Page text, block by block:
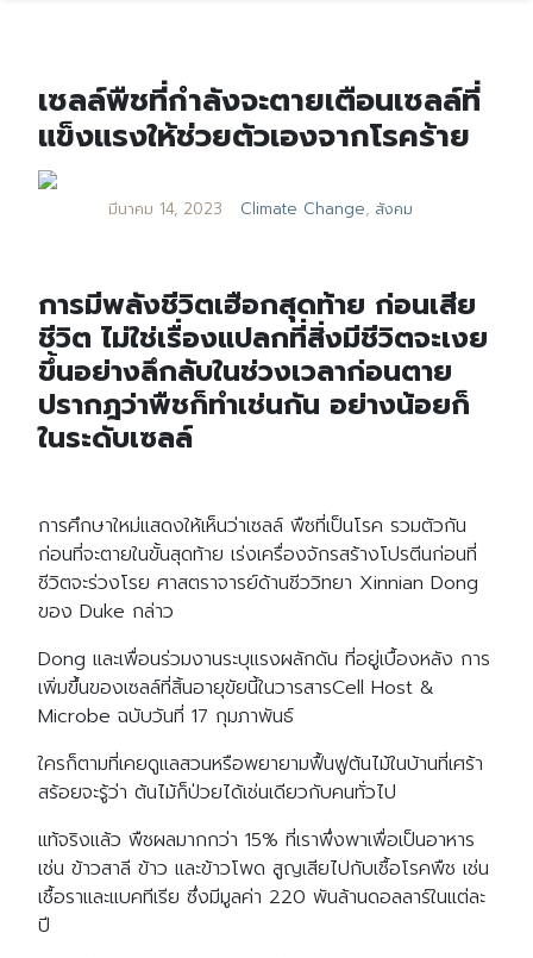
เซลล์พืชที่กำลังจะตายเตือนเซลล์ที่
แข็งแรงให้ช่วยตัวเองจากโรคร้าย
มีนาคม 14, 2023 Climate Change, สังคม
การมีพลังชีวิตเฮือกสุดท้าย ก่อนเสีย
ชีวิต ไม่ใช่เรื่องแปลกที่สิ่งมีชีวิตจะเงย
ขึ้นอย่างลึกลับในช่วงเวลาก่อนตาย
ปรากฎว่าพืชก็ทำเช่นกัน อย่างน้อยก็
ในระดับเซลล์
การศึกษาใหม่แสดงให้เห็นว่าเซลล์ พืชที่เป็นโรค รวมตัวกัน
ก่อนที่จะตายในขั้นสุดท้าย เร่งเครื่องจักรสร้างโปรตีนก่อนที่
ชีวิตจะร่วงโรย ศาสตราจารย์ด้านชีววิทยา Xinnian Dong
ของ Duke กล่าว
Dong และเพื่อนร่วมงานระบุแรงผลักดัน ที่อยู่เบื้องหลัง การ
เพิ่มขึ้นของเซลล์ที่สิ้นอายุขัยนี้ในวารสารCell Host &
Microbe ฉบับวันที่ 17 กุมภาพันธ์
ใครก็ตามที่เคยดูแลสวนหรือพยายามฟื้นฟูต้นไม้ในบ้านที่เศร้า
สร้อยจะรู้ว่า ต้นไม้ก็ป่วยได้เช่นเดียวกับคนทั่วไป
แท้จริงแล้ว พืชผลมากกว่า 15% ที่เราพึ่งพาเพื่อเป็นอาหาร
เช่น ข้าวสาลี ข้าว และข้าวโพด สูญเสียไปกับเชื้อโรคพืช เช่น
เชื้อราและแบคทีเรีย ซึ่งมีมูลค่า 220 พันล้านดอลลาร์ในแต่ละ
ปี